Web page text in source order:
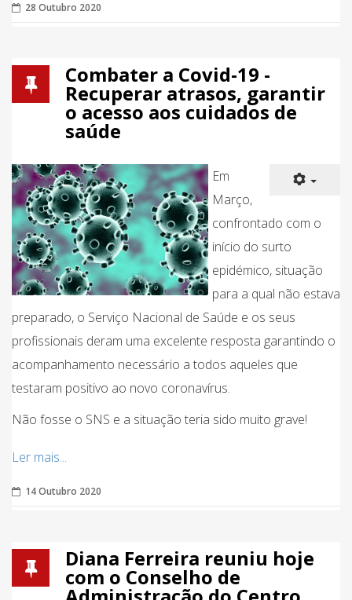
28 Outubro 2020
Combater a Covid-19 -
Recuperar atrasos, garantir
o acesso aos cuidados de
saúde
Em
Março,
confrontado com o
início do surto
epidémico, situação
para a qual não estava
preparado, o Serviço Nacional de Saúde e os seus
profissionais deram uma excelente resposta garantindo o
acompanhamento necessário a todos aqueles que
testaram positivo ao novo coronavírus.
Não fosse o SNS e a situação teria sido muito grave!
Ler mais...
14 Outubro 2020
Diana Ferreira reuniu hoje
com o Conselho de